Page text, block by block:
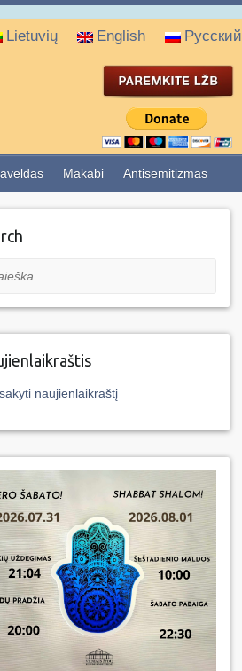
Lietuvių English Русский
Makabi Antisemitizmas
naujienlaikraštį